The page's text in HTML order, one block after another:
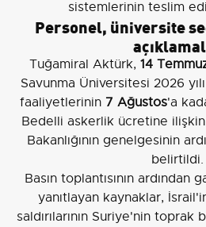
sistemlerinin teslim
Personel, üniversite
Tuğamiral Aktürk, 14
Savunma Üniversitesi 2026
faaliyetlerinin 7 Ağustos'a
Bedelli askerlik ücretine
Bakanlığının genelgesinin
belirtildi.
Basın toplantısının ardından
yanıtlayan kaynaklar,
saldırılarının Suriye'nin